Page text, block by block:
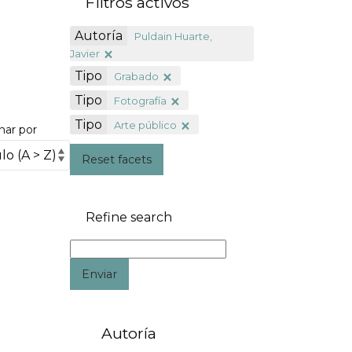
por
Autoría
Puldain Huarte,
Javier
Tipo Grabado
Tipo Fotografía
Tipo Arte público
Reset facets
Refine search
Enviar
Autoría